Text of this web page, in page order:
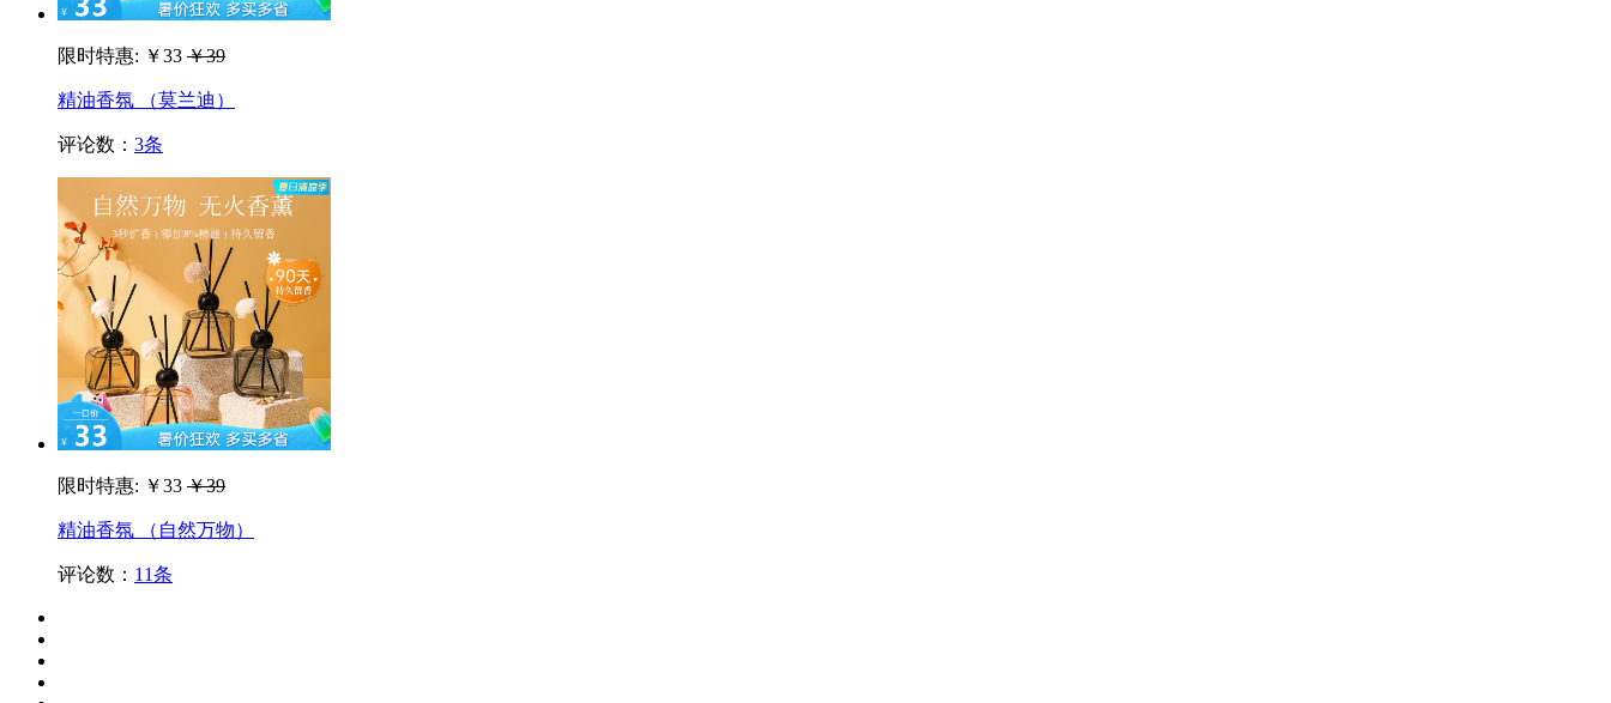
限时特惠: ￥33 ￥39
精油香氛 （莫兰迪）
评论数： 3条
限时特惠: ￥33 ￥39
精油香氛 （自然万物）
评论数： 11条